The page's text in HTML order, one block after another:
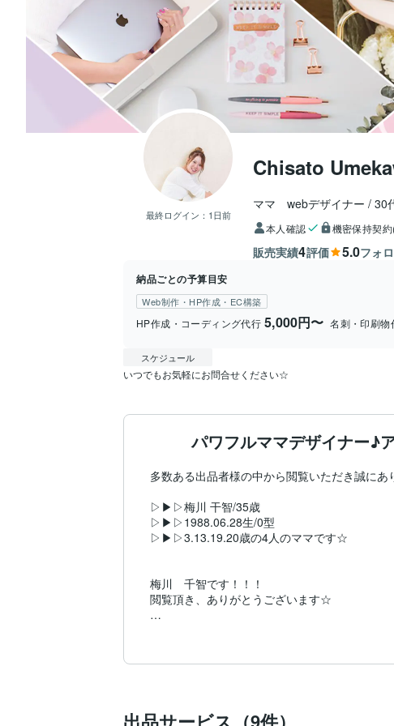
最終ログイン： 1日前
Chisato
ママ　webデザイナー 30
本人確認 機密保持契
販売実績4評価 5.0フォ
納品ごとの予算目安
Web制作・HP作成・EC構築
HP作成・コーディング代行 5,000円〜 名刺・印刷物
スケジュール
いつでもお気軽にお問合せください☆
パワフルママデザイナー♪
多数ある出品者様の中から閲覧いただき誠にあ
▷▶▷梅川 干智/35歳
▷▶▷1988.06.28生/0型
▷▶▷3.13.19.20歳の4人のママです☆
梅川　千智です！！！
閲覧頂き、ありがとうございます☆
・細部まで丁寧に再現
気になることがあれば一度、お問合せください❤︎